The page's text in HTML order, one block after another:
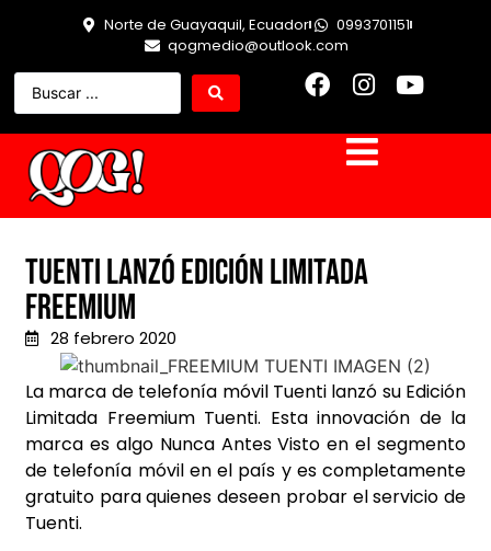
Norte de Guayaquil, Ecuador
0993701151
qogmedio@outlook.com
TUENTI LANZÓ EDICIÓN LIMITADA
FREEMIUM
28 febrero 2020
La marca de telefonía móvil Tuenti lanzó su Edición
Limitada Freemium Tuenti. Esta innovación de la
marca es algo Nunca Antes Visto en el segmento
de telefonía móvil en el país y es completamente
gratuito para quienes deseen probar el servicio de
Tuenti.